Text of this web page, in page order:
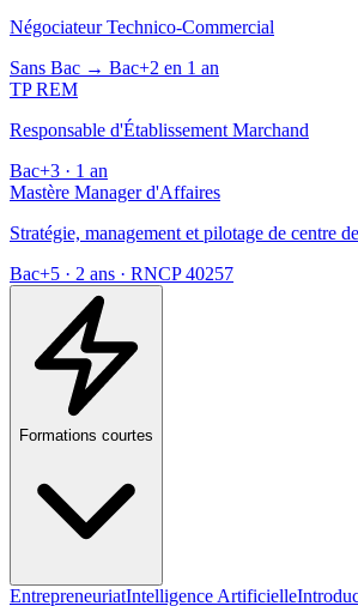
Négociateur Technico-Commercial
Sans Bac → Bac+2 en 1 an
TP REM
Responsable d'Établissement Marchand
Bac+3 · 1 an
Mastère Manager d'Affaires
Stratégie, management et pilotage de centre
Bac+5 · 2 ans · RNCP 40257
Formations courtes
EntrepreneuriatIntelligence Artificielle